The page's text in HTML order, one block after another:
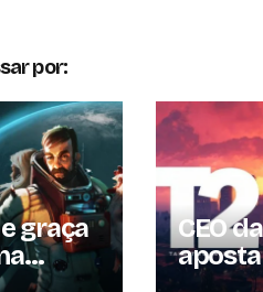
por:
graça
CEO